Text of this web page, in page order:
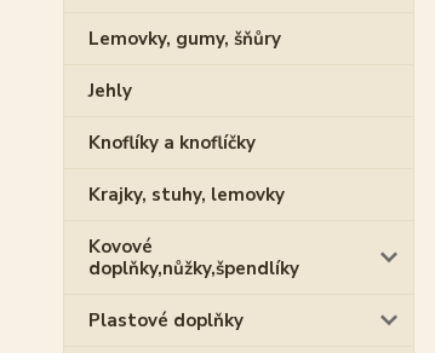
Lemovky, gumy, šňůry
Jehly
Knoflíky a knoflíčky
Krajky, stuhy, lemovky
Kovové
doplňky,nůžky,špendlíky
Plastové doplňky